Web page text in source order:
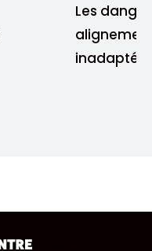
Les
inadaptés